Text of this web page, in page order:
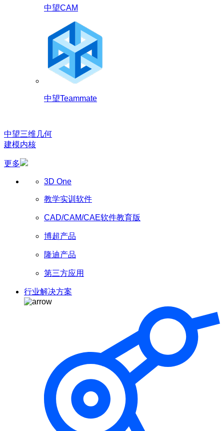
中望CAM
中望Teammate
中望三维几何
建模内核
更多
3D One
教学实训软件
CAD/CAM/CAE软件教育版
博超产品
隆迪产品
第三方应用
行业解决方案